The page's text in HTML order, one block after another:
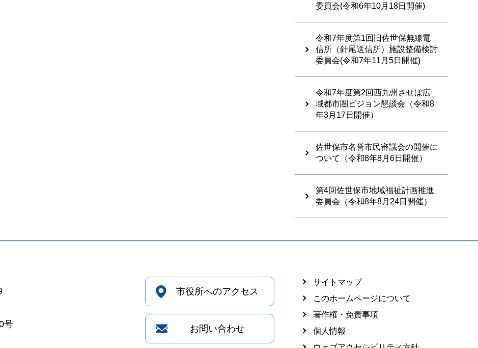
委員会(令和6年10月18日開催)
令和7年度第1回旧佐世保無線電
信所（針尾送信所）施設整備検討
委員会(令和7年11月5日開催)
令和7年度第2回西九州させぼ広
域都市圏ビジョン懇談会（令和8
年3月17日開催）
佐世保市名誉市民審議会の開催に
ついて（令和8年8月6日開催）
第4回佐世保市地域福祉計画推進
委員会（令和8年8月24日開催）
号
市役所へのアクセス
お問い合わせ
サイトマップ
このホームページについて
著作権・免責事項
個人情報